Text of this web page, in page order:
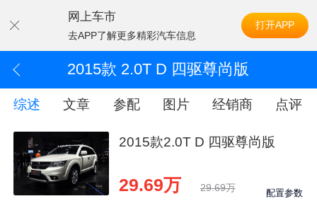
网上车市
去APP了解更多精彩汽车信息
打开APP
2015款 2.0T D 四驱尊尚版
综述 文章 参配 图片 经销商 点评
2015款2.0T D 四驱尊尚版
29.69万 29.69万 配置参数